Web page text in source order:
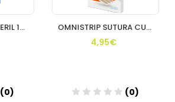
APOSITO PAX ESTERIL 15X15 CM SOBRES 5 U
(0)
OMNISTRIP SUTURA CUTANEA ESTERIL 6 MM X 38 MM 2U
4,95€
(0)